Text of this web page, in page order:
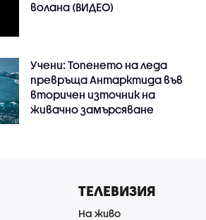
волана (ВИДЕО)
Учени: Топенето на леда
превръща Антарктида във
вторичен източник на
живачно замърсяване
ТЕЛЕВИЗИЯ
На живо